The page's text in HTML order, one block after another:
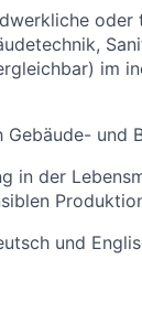
oder
im
Gebäude- und
in der
und